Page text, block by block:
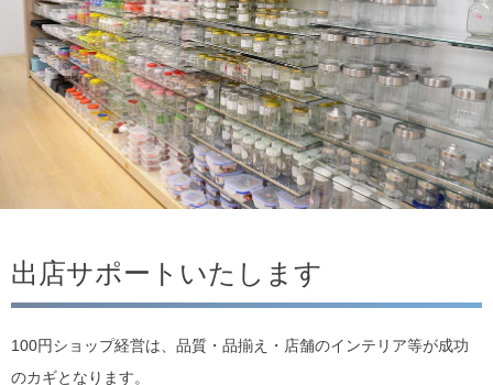
出店サポートいたします
100円ショップ経営は、品質・品揃え・店舗のインテリア等が成功
のカギとなります。